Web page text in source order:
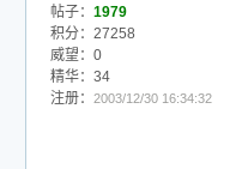
帖子： 1979
积分：27258
威望：0
精华：34
注册：
2003/12/30 16:34:32